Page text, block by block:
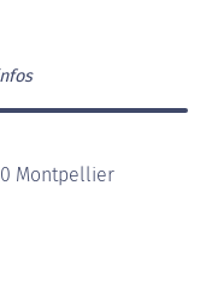
Montpellier